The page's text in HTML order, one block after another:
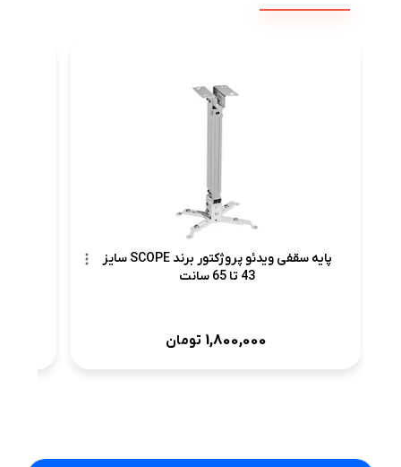
پایه سقفی ویدئو پروژکتور برند SCOPE سایز
43 تا 65 سانت
1,800,000 تومان